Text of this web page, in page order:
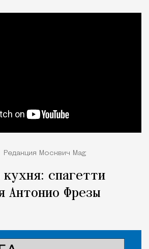
Редакция Москвич Mag
кухня: спагетти
Антонио Фрезы